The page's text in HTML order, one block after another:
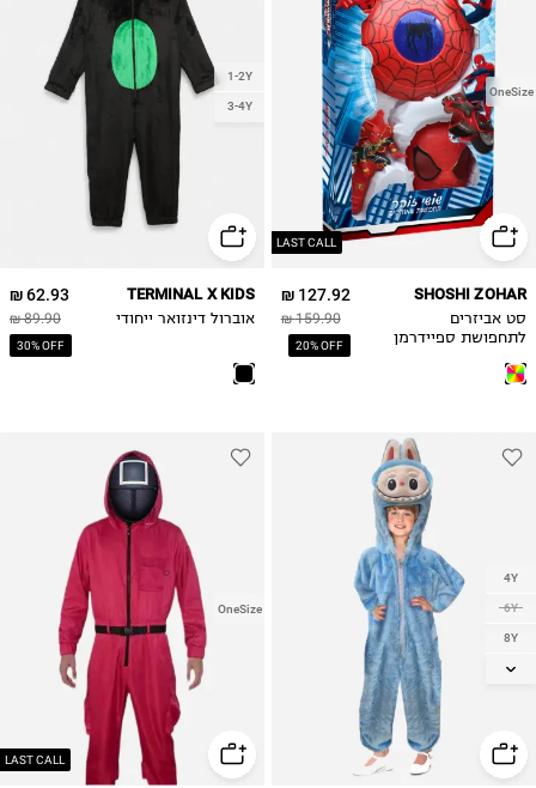
LAST CALL
OneSize
127.92 ₪
159.90 ₪
20% OFF
SHOSHI ZOHAR
סט אביזרים
לתחפושת ספיידרמן
1-2Y
3-4Y
62.93 ₪
89.90 ₪
30% OFF
TERMINAL X KIDS
אוברול דינזואר ייחודי
4Y
6Y
8Y
10Y
LAST CALL
OneSize